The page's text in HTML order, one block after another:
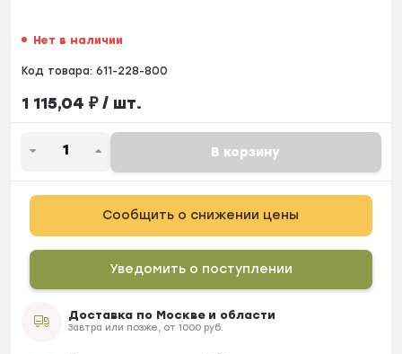
Нет в наличии
Код товара: 611-228-800
1 115,04 ₽/ шт.
В корзину
Сообщить о снижении цены
Уведомить о поступлении
Доставка по Москве и области
Завтра или позже, от 1000 руб.